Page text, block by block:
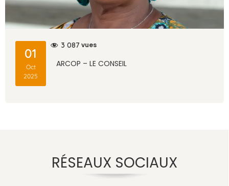
3 087 vues
ARCOP – LE CONSEIL
01
Oct
2025
RÉSEAUX SOCIAUX